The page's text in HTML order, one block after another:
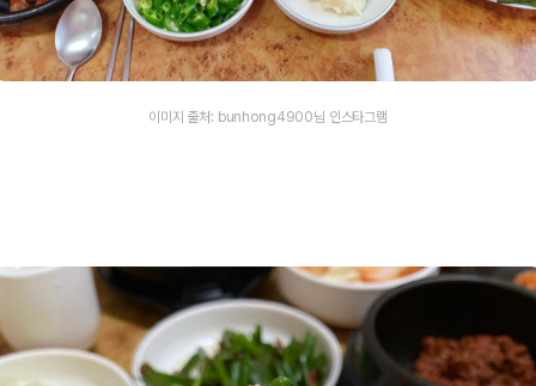
이미지 출처: bunhong4900님 인스타그램